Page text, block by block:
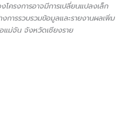
ครงการอาจมีการเปลี่ยนแปลงเล็ก
การรวบรวมข้อมูลและรายงานผลเพิ่ม
แม่จัน จังหวัดเชียงราย